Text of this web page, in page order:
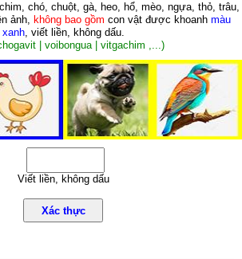
chó, chuột, gà, heo, hổ, mèo, ngựa, thỏ, trâu,
ảnh, không bao gồm con vật được khoanh màu
xanh, viết liền, không dấu.
| voibongua | vitgachim ,...)
Viết liền, không dấu
Xác thực